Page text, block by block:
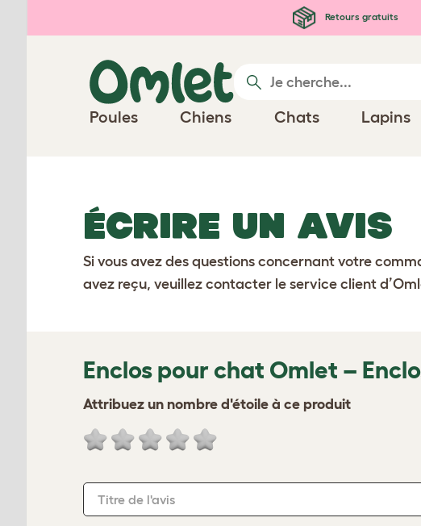
Retours gratuits
Poules Chiens Chats Lapins
ÉCRIRE UN AVIS
Si vous avez des questions concernant votre
avez reçu, veuillez contacter le service client
Enclos pour chat Omlet –
Attribuez un nombre d'étoile à ce produit
Titre de l'avis